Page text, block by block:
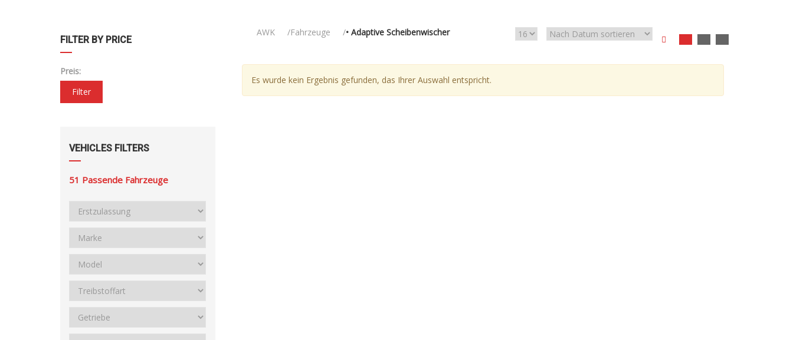
FILTER BY PRICE
Preis:
Filter
VEHICLES FILTERS
51 Passende Fahrzeuge
AWK Fahrzeuge • Adaptive Scheibenwischer
Es wurde kein Ergebnis gefunden, das Ihrer Auswahl entspricht.